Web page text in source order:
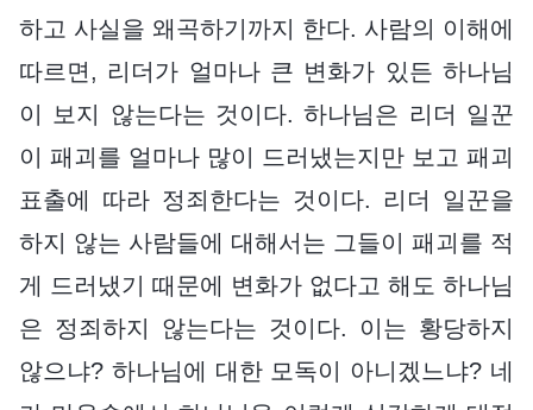
하고 사실을 왜곡하기까지 한다. 사람의 이해에
따르면, 리더가 얼마나 큰 변화가 있든 하나님
이 보지 않는다는 것이다. 하나님은 리더 일꾼
이 패괴를 얼마나 많이 드러냈는지만 보고 패괴
표출에 따라 정죄한다는 것이다. 리더 일꾼을
하지 않는 사람들에 대해서는 그들이 패괴를 적
게 드러냈기 때문에 변화가 없다고 해도 하나님
은 정죄하지 않는다는 것이다. 이는 황당하지
않으냐? 하나님에 대한 모독이 아니겠느냐? 네